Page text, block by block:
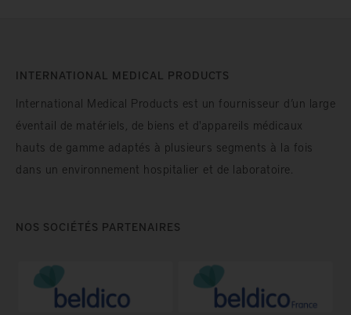
INTERNATIONAL MEDICAL PRODUCTS
International Medical Products est un fournisseur d’un large
éventail de matériels, de biens et d'appareils médicaux
hauts de gamme adaptés à plusieurs segments à la fois
dans un environnement hospitalier et de laboratoire.
NOS SOCIÉTÉS PARTENAIRES